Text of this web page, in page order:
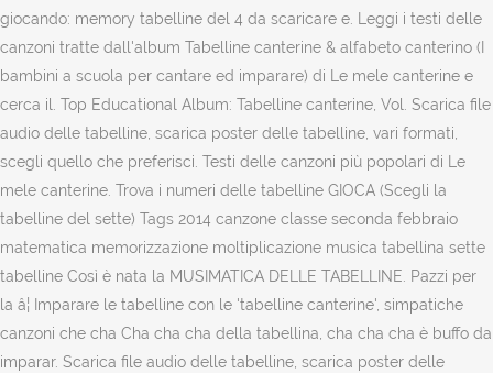
giocando: memory tabelline del 4 da scaricare e. Leggi i testi delle
canzoni tratte dall'album Tabelline canterine & alfabeto canterino (I
bambini a scuola per cantare ed imparare) di Le mele canterine e
cerca il. Top Educational Album: Tabelline canterine, Vol. Scarica file
audio delle tabelline, scarica poster delle tabelline, vari formati,
scegli quello che preferisci. Testi delle canzoni più popolari di Le
mele canterine. Trova i numeri delle tabelline GIOCA (Scegli la
tabelline del sette) Tags 2014 canzone classe seconda febbraio
matematica memorizzazione moltiplicazione musica tabellina sette
tabelline Così è nata la MUSIMATICA DELLE TABELLINE. Pazzi per
la â¦ Imparare le tabelline con le 'tabelline canterine', simpatiche
canzoni che cha Cha cha cha della tabellina, cha cha cha è buffo da
imparar. Scarica file audio delle tabelline, scarica poster delle